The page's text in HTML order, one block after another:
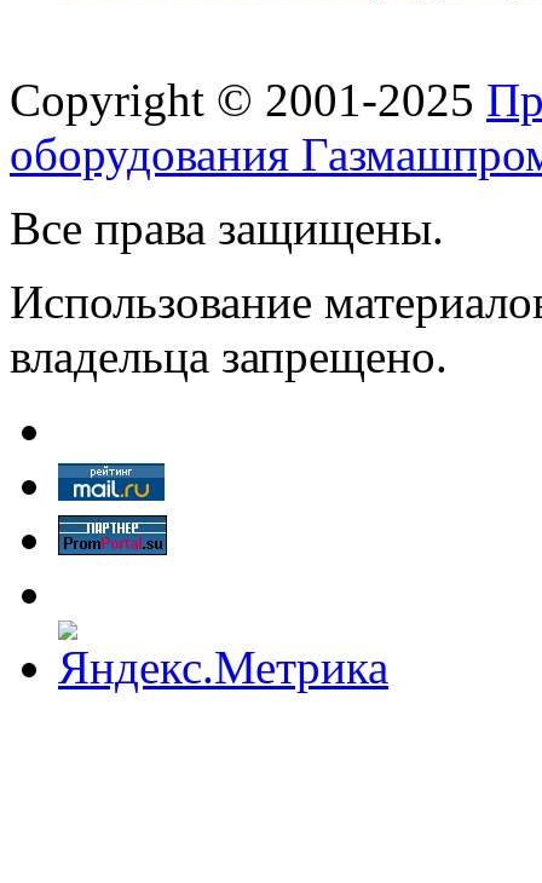
Copyright © 2001-2025
оборудования
Все права защищены.
Использование
владельца запрещено.